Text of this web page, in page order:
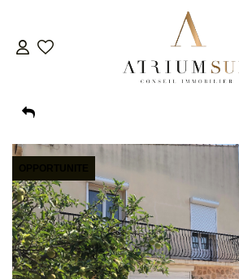
TRANSACTION
SYNDIC